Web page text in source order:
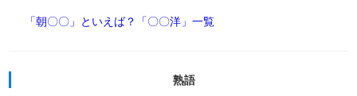
「朝〇〇」といえば？ 「〇〇洋」一覧
熟語